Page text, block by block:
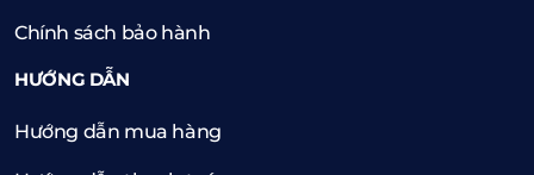
Chính sách bảo hành
HƯỚNG DẪN
Hướng dẫn mua hàng